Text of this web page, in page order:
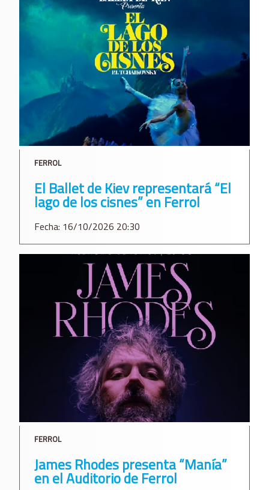
FERROL
El Ballet de Kiev representará “El
lago de los cisnes” en Ferrol
Fecha: 16/10/2026 20:30
FERROL
James Rhodes presenta “Manía”
en el Auditorio de Ferrol